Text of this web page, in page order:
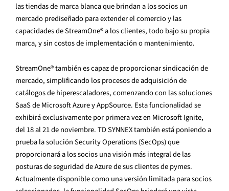
las tiendas de marca blanca que brindan a los socios un
mercado prediseñado para extender el comercio y las
capacidades de StreamOne® a los clientes, todo bajo su propia
marca, y sin costos de implementación o mantenimiento.
StreamOne® también es capaz de proporcionar sindicación de
mercado, simplificando los procesos de adquisición de
catálogos de hiperescaladores, comenzando con las soluciones
SaaS de Microsoft Azure y AppSource. Esta funcionalidad se
exhibirá exclusivamente por primera vez en Microsoft Ignite,
del 18 al 21 de noviembre. TD SYNNEX también está poniendo a
prueba la solución Security Operations (SecOps) que
proporcionará a los socios una visión más integral de las
posturas de seguridad de Azure de sus clientes de pymes.
Actualmente disponible como una versión limitada para socios